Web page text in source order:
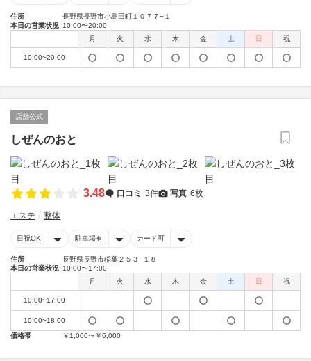
住所
長野県長野市小島田町１０７７−１
本日の営業状況 10:00〜20:00
月
火 水 木 金 土 日 祝
10:00~20:00
店舗公式
しぜんのおと
3.48 口コミ 3件 写真 6枚
エステ 整体
日祝OK 駐車場有 カード可
住所
長野県長野市稲葉２５３−１８
本日の営業状況 10:00〜17:00
月
火 水 木 金 土 日 祝
10:00~17:00
10:00~18:00
価格帯
￥1,000〜￥6,000